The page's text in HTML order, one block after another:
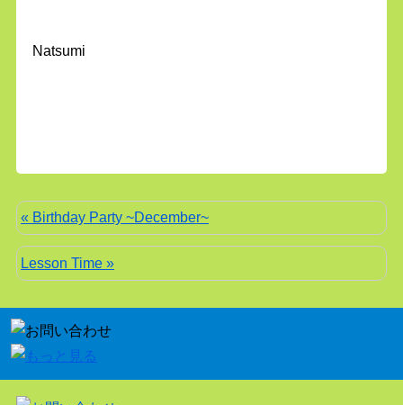
Natsumi
« Birthday Party ~December~
Lesson Time »